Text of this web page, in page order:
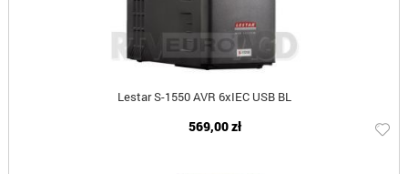
Lestar S-1550 AVR 6xIEC USB BL
569,00 zł